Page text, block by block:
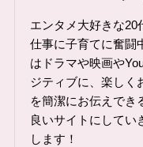
エンタメ大好きな20
仕事に子育てに奮闘
はドラマや映画や
ジティブに、楽しく
を簡潔にお伝えでき
良いサイトにしてい
します！